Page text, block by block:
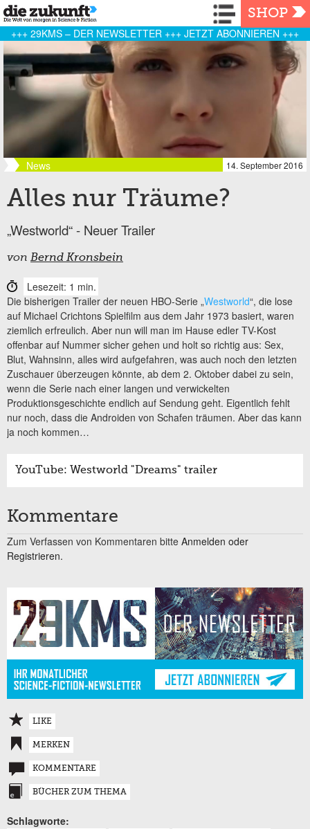
Navigation
SHOP
+++ 29KMS – DER NEWSLETTER +++ JETZT ABONNIEREN +++
News 14. September 2016
Alles nur Träume?
„Westworld“ - Neuer Trailer
von Bernd Kronsbein
Lesezeit: 1 min.
Die bisherigen Trailer der neuen HBO-Serie „Westworld“, die lose
auf Michael Crichtons Spielfilm aus dem Jahr 1973 basiert, waren
ziemlich erfreulich. Aber nun will man im Hause edler TV-Kost
offenbar auf Nummer sicher gehen und holt so richtig aus: Sex,
Blut, Wahnsinn, alles wird aufgefahren, was auch noch den letzten
Zuschauer überzeugen könnte, ab dem 2. Oktober dabei zu sein,
wenn die Serie nach einer langen und verwickelten
Produktionsgeschichte endlich auf Sendung geht. Eigentlich fehlt
nur noch, dass die Androiden von Schafen träumen. Aber das kann
ja noch kommen…
YouTube: Westworld "Dreams" trailer
Kommentare
Zum Verfassen von Kommentaren bitte Anmelden oder
Registrieren.
LIKE
MERKEN
KOMMENTARE
BÜCHER ZUM THEMA
Schlagworte: